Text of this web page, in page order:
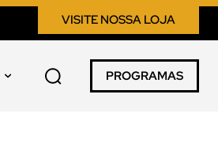
VISITE NOSSA LOJA
PROGRAMAS